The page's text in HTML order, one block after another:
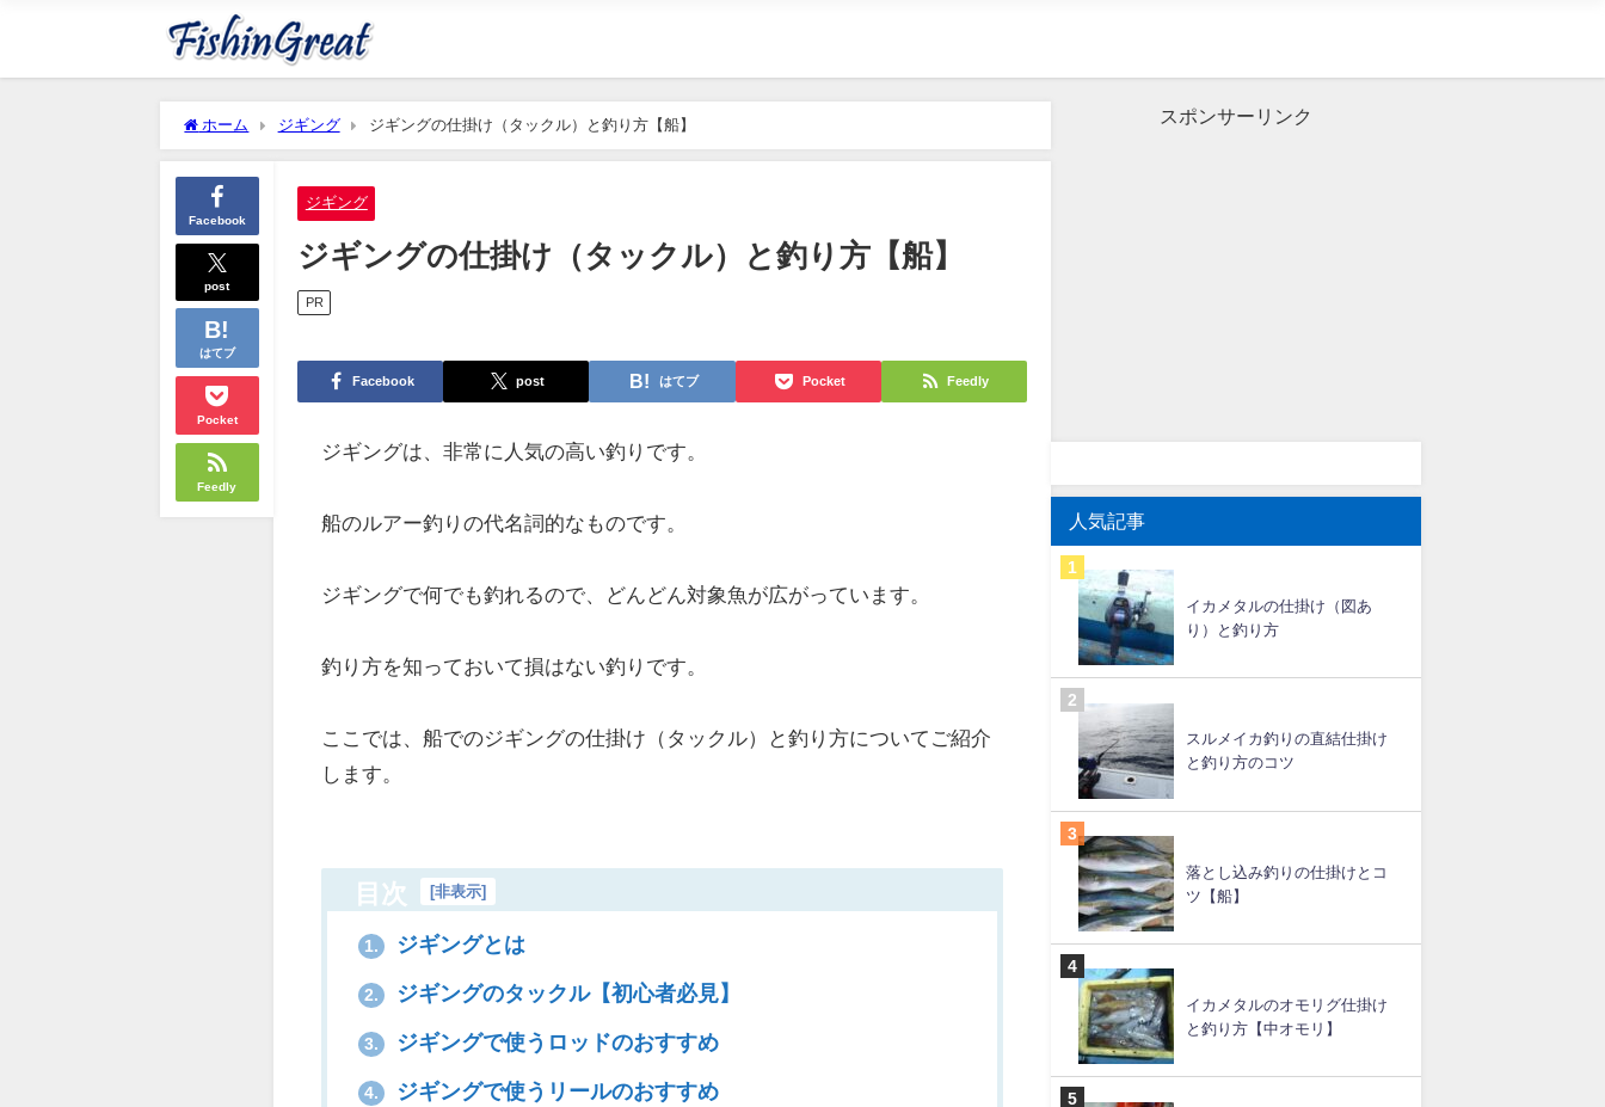
ホーム ジギング ジギングの仕掛け（タックル）と釣り方【船】
Facebook
post
はてブ
Pocket
Feedly
ジギング
ジギングの仕掛け（タックル）と釣り方【船】
PR
Facebook post はてブ Pocket Feedly
ジギングは、非常に人気の高い釣りです。
船のルアー釣りの代名詞的なものです。
ジギングで何でも釣れるので、どんどん対象魚が広がっています。
釣り方を知っておいて損はない釣りです。
ここでは、船でのジギングの仕掛け（タックル）と釣り方についてご紹介
します。
目次 [非表示]
1. ジギングとは
2. ジギングのタックル【初心者必見】
3. ジギングで使うロッドのおすすめ
4. ジギングで使うリールのおすすめ
スポンサーリンク
人気記事
イカメタルの仕掛け（図あ
り）と釣り方
スルメイカ釣りの直結仕掛け
と釣り方のコツ
落とし込み釣りの仕掛けとコ
ツ【船】
イカメタルのオモリグ仕掛け
と釣り方【中オモリ】